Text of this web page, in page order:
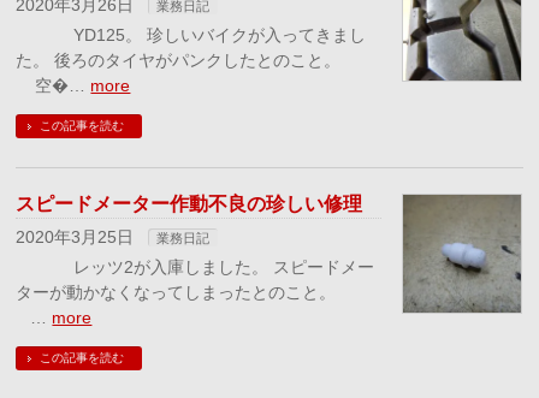
2020年3月26日 業務日記
YD125。 珍しいバイクが入ってきまし
た。 後ろのタイヤがパンクしたとのこと。
空�… more
この記事を読む
スピードメーター作動不良の珍しい修理
2020年3月25日 業務日記
レッツ2が入庫しました。 スピードメー
ターが動かなくなってしまったとのこと。
more
この記事を読む